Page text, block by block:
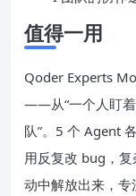
值得一用
Qoder Experts
——从“一个人盯着
队”。5 个 Agent
用反复改 bug，复